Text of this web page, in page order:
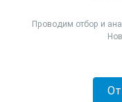
Проводим отбор и